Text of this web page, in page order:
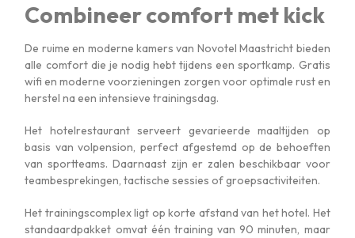
Combineer comfort met kick
De ruime en moderne kamers van Novotel Maastricht bieden
alle comfort die je nodig hebt tijdens een sportkamp. Gratis
wifi en moderne voorzieningen zorgen voor optimale rust en
herstel na een intensieve trainingsdag.
Het hotelrestaurant serveert gevarieerde maaltijden op
basis van volpension, perfect afgestemd op de behoeften
van sportteams. Daarnaast zijn er zalen beschikbaar voor
teambesprekingen, tactische sessies of groepsactiviteiten.
Het trainingscomplex ligt op korte afstand van het hotel. Het
standaardpakket omvat één training van 90 minuten, maar